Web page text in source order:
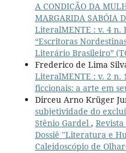
A CONDIÇÃO DA
MARGARIDA SABÓIA
LiteralMENTE : v. 4 n.
“Escritoras
Literário Brasileiro”
Frederico de Lima
LiteralMENTE : v. 2 n.
ficcionais: a arte em
Dirceu Arno Krüger
subjetividade do
Stênio Gardel ,
Dossiê "Literatura e
Caleidoscópio de